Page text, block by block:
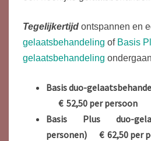
Tegelijkertijd ontspannen en
gelaatsbehandeling of Basis
gelaatsbehandeling
Basis duo-
€ 52,50 per persoon
Basis Plus duo-
personen) € 62,50 per